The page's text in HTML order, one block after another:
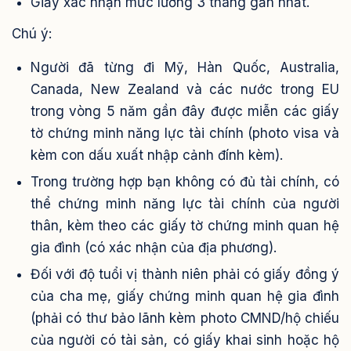
Chú ý:
Người đã từng đi Mỹ, Hàn Quốc, Australia,
Canada, New Zealand và các nước trong EU
trong vòng 5 năm gần đây được miễn các giấy
tờ chứng minh năng lực tài chính (photo visa và
kèm con dấu xuất nhập cảnh đính kèm).
Trong trường hợp bạn không có đủ tài chính, có
thể chứng minh năng lực tài chính của người
thân, kèm theo các giấy tờ chứng minh quan hệ
gia đình (có xác nhận của địa phương).
Đối với độ tuổi vị thành niên phải có giấy đồng ý
của cha mẹ, giấy chứng minh quan hệ gia đình
(phải có thư bảo lãnh kèm photo CMND/hộ chiếu
của người có tài sản, có giấy khai sinh hoặc hộ